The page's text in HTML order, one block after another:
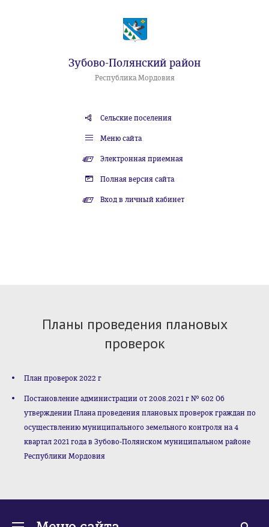
Зубово-Полянский район
Республика Мордовия
Сельские поселения
Меню сайта
Электронная приемная
Полная версия сайта
Вход в личный кабинет
Планы проведения плановых
проверок
План проверок 2022 г
Постановление администрации от 20.08.2021 г № 602 Об
утверждении Плана проведения плановых проверок граждан по
осуществлению муниципального земельного контроля на 4
квартал 2021 года в Зубово-Полянском муниципальном районе
Республики Мордовия